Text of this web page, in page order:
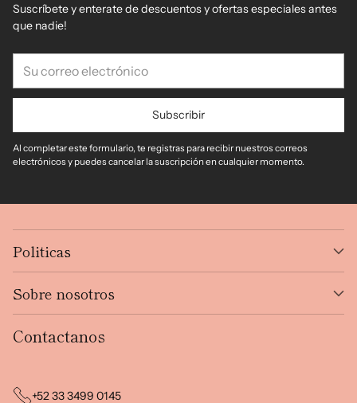
Suscríbete y enterate de descuentos y ofertas especiales antes
que nadie!
correo
Subscribir
Al completar este formulario, te registras para recibir nuestros correos
electrónicos y puedes cancelar la suscripción en cualquier momento.
Politicas
Sobre nosotros
Contactanos
+52 33 3499 0145